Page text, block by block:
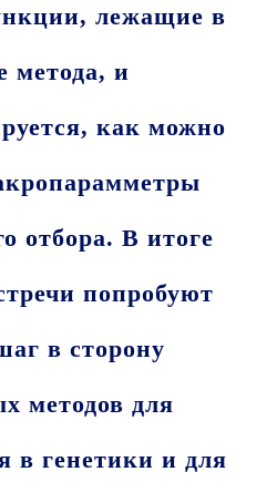
лежащие в
метода, и
как можно
отбора. В итоге
попробуют
в сторону
методов для
в генетики и для